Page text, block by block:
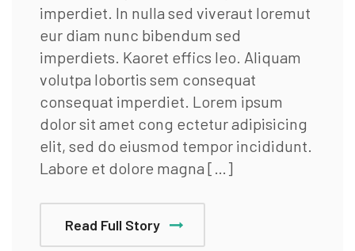
imperdiet. In nulla sed viveraut loremut
eur diam nunc bibendum sed
imperdiets. Kaoret effics leo. Aliquam
volutpa lobortis sem consequat
consequat imperdiet. Lorem ipsum
dolor sit amet cong ectetur adipisicing
elit, sed do eiusmod tempor incididunt.
Labore et dolore magna […]
Read Full Story